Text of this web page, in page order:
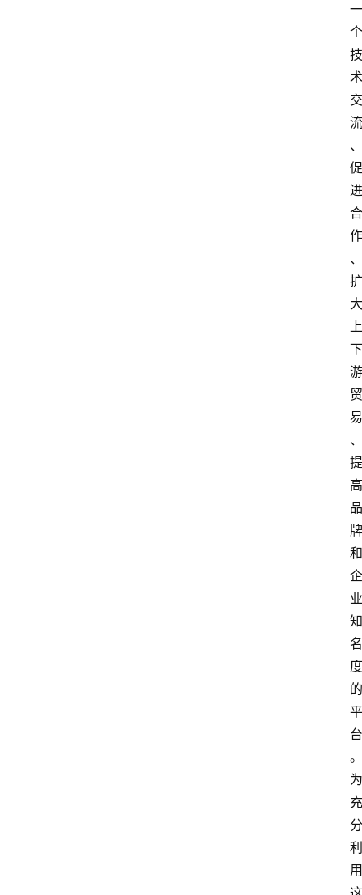
一
个
技
术
交
流
、
促
进
合
作
、
扩
大
上
下
游
贸
易
、
提
高
品
牌
和
企
业
知
名
度
的
平
台
。
为
充
分
利
用